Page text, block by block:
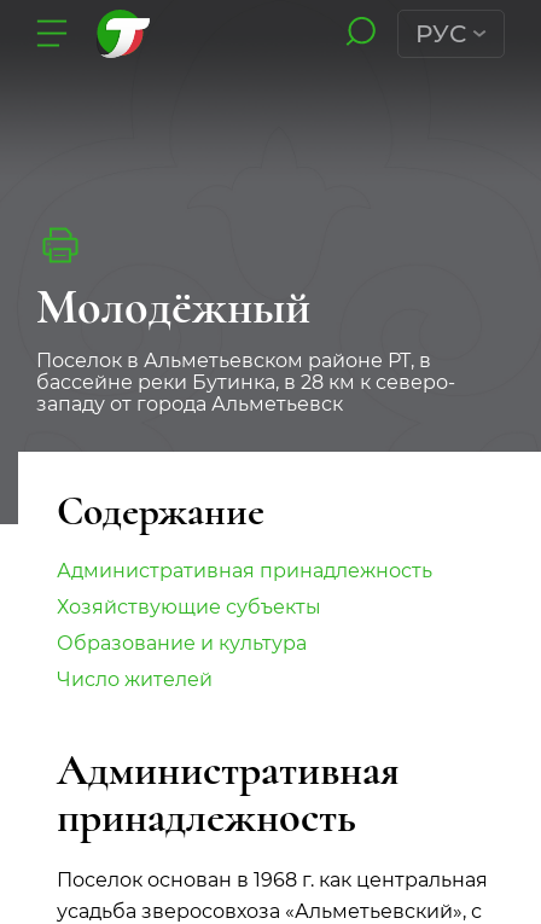
РУС
Молодёжный
Поселок в Альметьевском районе РТ, в
бассейне реки Бутинка, в 28 км к северо-
западу от города Альметьевск
Содержание
Административная принадлежность
Хозяйствующие субъекты
Образование и культура
Число жителей
Административная
принадлежность
Поселок основан в 1968 г. как центральная
усадьба зверосовхоза «Альметьевский», с